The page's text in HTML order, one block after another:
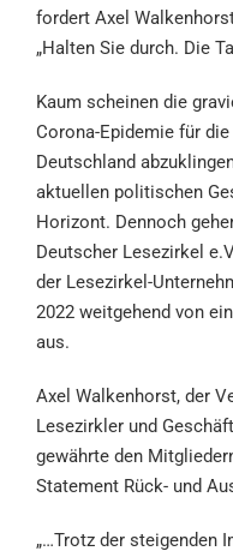
fordert Axel
„Halten Sie durch. Die
Kaum scheinen die
Corona-Epidemie für
Deutschland
aktuellen politischen
Horizont. Dennoch
Deutscher Lesezirkel
der Lesezirkel-
2022 weitgehend von
aus.
Axel Walkenhorst, der
Lesezirkler und
gewährte den
Statement Rück- und
„…Trotz der steigenden